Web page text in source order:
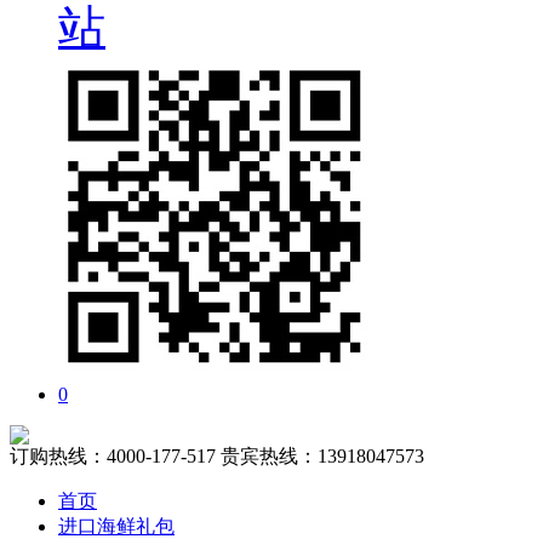
站
0
订购热线： 4000-177-517 贵宾热线： 13918047573
首页
进口海鲜礼包